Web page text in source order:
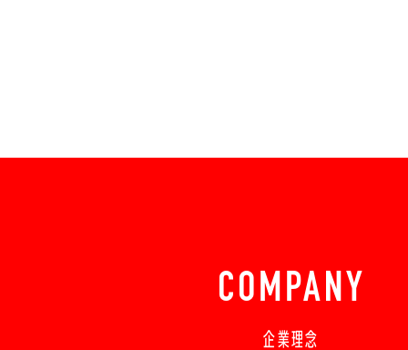
COMPANY
企業理念